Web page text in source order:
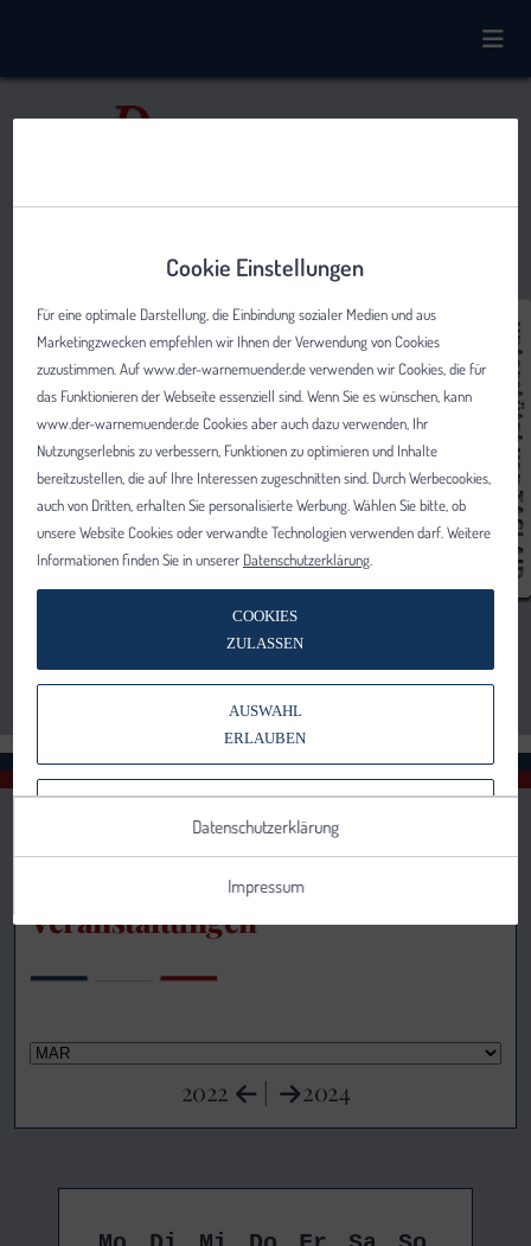
Veranstaltungen
2022 | 2024
Cookie Einstellungen
Für eine optimale Darstellung, die Einbindung sozialer Medien und aus
Marketingzwecken empfehlen wir Ihnen der Verwendung von Cookies
zuzustimmen. Auf www.der-warnemuender.de verwenden wir Cookies, die für
das Funktionieren der Webseite essenziell sind. Wenn Sie es wünschen, kann
www.der-warnemuender.de Cookies aber auch dazu verwenden, Ihr
Nutzungserlebnis zu verbessern, Funktionen zu optimieren und Inhalte
bereitzustellen, die auf Ihre Interessen zugeschnitten sind. Durch Werbecookies,
auch von Dritten, erhalten Sie personalisierte Werbung. Wählen Sie bitte, ob
unsere Website Cookies oder verwandte Technologien verwenden darf. Weitere
Informationen finden Sie in unserer Datenschutzerklärung
COOKIES
ZULASSEN
AUSWAHL
ERLAUBEN
VERWENDEN
Datenschutzerklärung
Impressum